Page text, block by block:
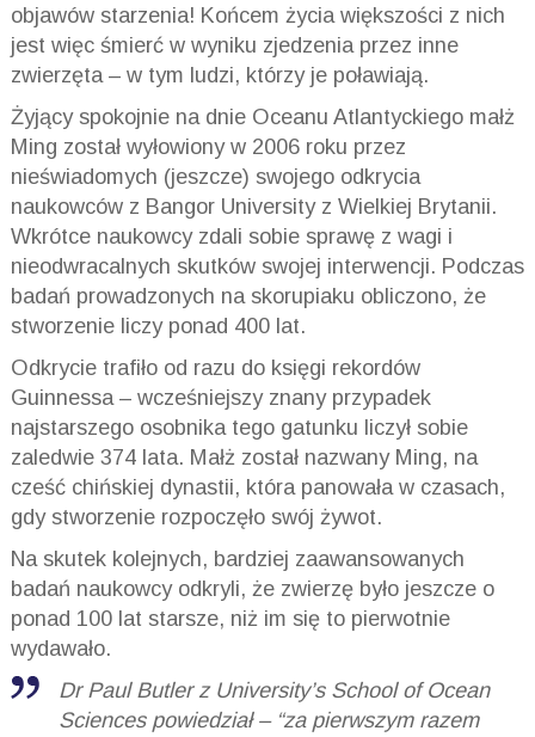
objawów starzenia! Końcem życia większości z nich
jest więc śmierć w wyniku zjedzenia przez inne
zwierzęta – w tym ludzi, którzy je poławiają.
Żyjący spokojnie na dnie Oceanu Atlantyckiego małż
Ming został wyłowiony w 2006 roku przez
nieświadomych (jeszcze) swojego odkrycia
naukowców z Bangor University z Wielkiej Brytanii.
Wkrótce naukowcy zdali sobie sprawę z wagi i
nieodwracalnych skutków swojej interwencji. Podczas
badań prowadzonych na skorupiaku obliczono, że
stworzenie liczy ponad 400 lat.
Odkrycie trafiło od razu do księgi rekordów
Guinnessa – wcześniejszy znany przypadek
najstarszego osobnika tego gatunku liczył sobie
zaledwie 374 lata. Małż został nazwany Ming, na
cześć chińskiej dynastii, która panowała w czasach,
gdy stworzenie rozpoczęło swój żywot.
Na skutek kolejnych, bardziej zaawansowanych
badań naukowcy odkryli, że zwierzę było jeszcze o
ponad 100 lat starsze, niż im się to pierwotnie
wydawało.
Dr Paul Butler z University’s School of Ocean
Sciences powiedział – “za pierwszym razem